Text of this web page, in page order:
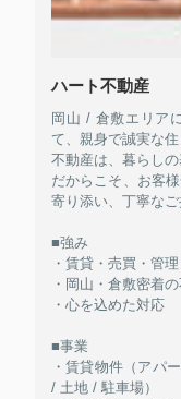
ハート不動産
岡山 / 倉敷エリア
て、親身で誠実な
不動産は、暮らしの
だからこそ、お客
寄り添い、丁寧なご
■強み
・賃貸・売買・管
・岡山・倉敷密着
・心を込めた対応
■事業
・賃貸物件（アパ
/ 土地 / 駐車場）